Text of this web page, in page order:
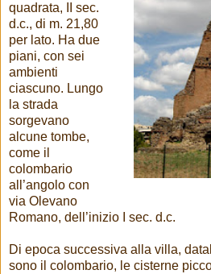
quadrata, II sec.
d.c., di m. 21,80
per lato. Ha due
piani, con sei
ambienti
ciascuno. Lungo
la strada
sorgevano
alcune tombe,
come il
colombario
all’angolo con
via Olevano
Romano, dell’inizio I sec. d.c.
Di epoca successiva alla villa,
sono il colombario, le cisterne